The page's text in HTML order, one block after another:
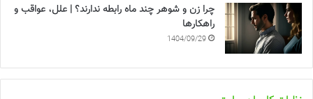
چرا زن و شوهر چند ماه رابطه ندارند؟ | علل، عواقب و
راهکارها
1404/09/29